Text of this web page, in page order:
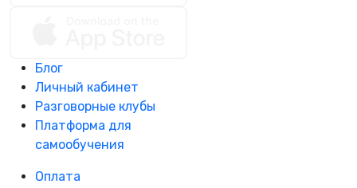
Блог
Личный кабинет
Разговорные клубы
Платформа для
самообучения
Оплата